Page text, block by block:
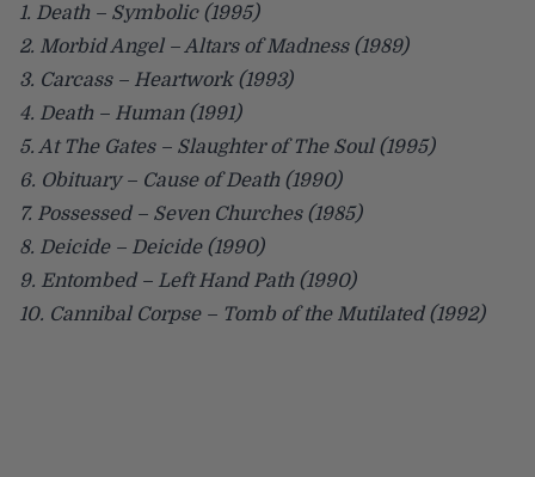
1. Death – Symbolic (1995)
2. Morbid Angel – Altars of Madness (1989)
3. Carcass – Heartwork (1993)
4. Death – Human (1991)
5. At The Gates – Slaughter of The Soul (1995)
6. Obituary – Cause of Death (1990)
7. Possessed – Seven Churches (1985)
8. Deicide – Deicide (1990)
9. Entombed – Left Hand Path (1990)
10. Cannibal Corpse – Tomb of the Mutilated (1992)